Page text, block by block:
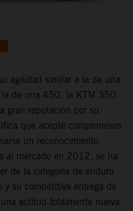
agilidad similar a la de una
de una 450, la KTM 350
gran reputación por su
que acepte compromisos
un reconocimiento
al mercado en 2012, se ha
de la categoría de enduro
y su competitiva entrega de
actitud totalmente nueva